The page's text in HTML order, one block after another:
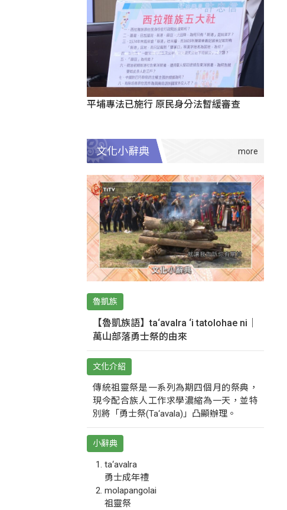
平埔專法已施行 原民身分法暫緩審查
文化小辭典
魯凱族
【魯凱族語】ta‘avalra ‘i tatolohae ni｜
萬山部落勇士祭的由來
文化介紹
傳統祖靈祭是一系列為期四個月的祭典，
現今配合族人工作求學濃縮為一天，並特
別將「勇士祭(Ta‘avala)」凸顯辦理。
小辭典
ta‘avalra
勇士成年禮
molapangolai
祖靈祭